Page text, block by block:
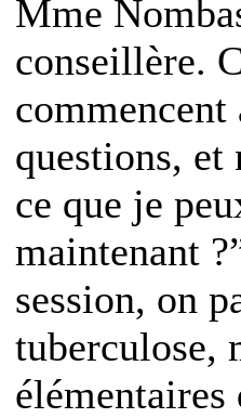
Mme
conseillère.
commencent
questions, et
ce que je
maintenant
session, on
tuberculose,
élémentaires